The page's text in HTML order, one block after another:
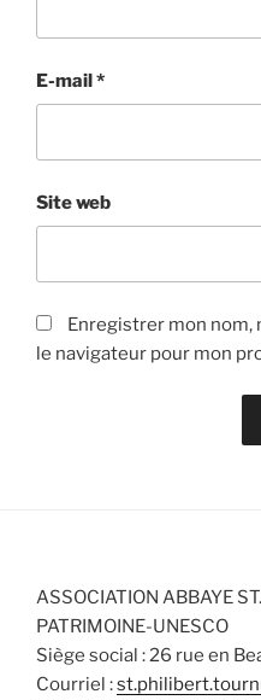
E-mail*
Site web
Enregistrer mon nom,
le navigateur pour mon
ASSOCIATION ABBAYE
PATRIMOINE-UNESCO
Siège social : 26 rue en
Courriel :